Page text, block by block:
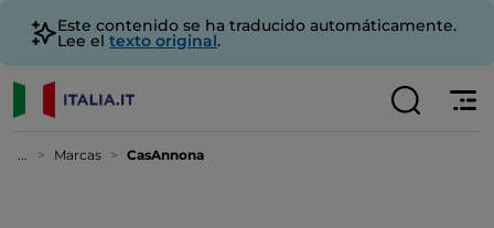
Este contenido se ha traducido automáticamente.
Lee el texto original.
... Marcas CasAnnona